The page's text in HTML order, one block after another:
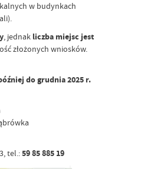
w budynkach
, jednak liczba miejsc jest
złożonych wniosków.
do grudnia 2025 r.
tel.:59 85 885 19